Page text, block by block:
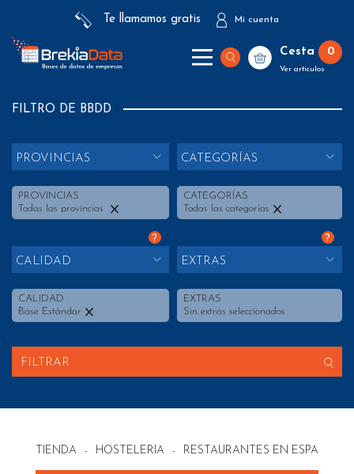
Te llamamos gratis Mi cuenta
Cesta 0
Ver artículos
FILTRO DE BBDD
PROVINCIAS
PROVINCIAS
Todas las provincias
CATEGORÍAS
CATEGORÍAS
Todas las categorías
?
CALIDAD
CALIDAD
Base Estándar
?
EXTRAS
EXTRAS
Sin extras seleccionados
FILTRAR
TIENDA - HOSTELERIA - RESTAURANTES EN ESPAÑA